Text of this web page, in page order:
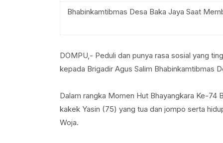
Bhabinkamtibmas Desa Baka Jaya Saat
DOMPU,- Peduli dan punya rasa sosial yang
kepada Brigadir Agus Salim Bhabinkamtibmas
Dalam rangka Momen Hut Bhayangkara Ke-74
kakek Yasin (75) yang tua dan jompo serta
Woja.